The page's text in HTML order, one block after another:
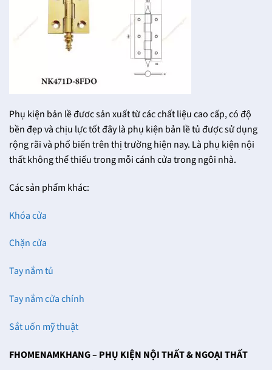
Phụ kiện bản lề đươc sản xuất từ các chất liệu cao cấp, có độ
bền đẹp và chịu lực tốt đây là phụ kiện bản lề tủ được sử dụng
rộng rãi và phổ biến trên thị trường hiện nay. Là phụ kiện nội
thất không thể thiếu trong mỗi cánh cửa trong ngôi nhà.
Các sản phẩm khác:
Khóa cửa
Chặn cửa
Tay nắm tủ
Tay nắm cửa chính
Sắt uốn mỹ thuật
FHOMENAMKHANG – PHỤ KIỆN NỘI THẤT & NGOẠI THẤT